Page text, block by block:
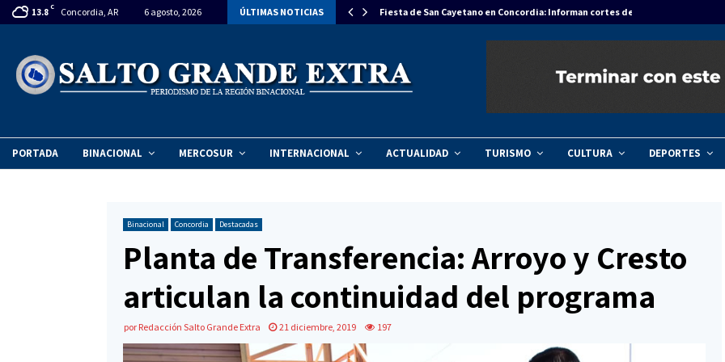
13.8 C Concordia, AR 6 agosto, 2026 ÚLTIMAS NOTICIAS
declarar la emergencia ambiental en el Vertedero Municipal de… Fiesta de San Cayetano en Concordia: Informan cortes de tránsito…
PORTADA BINACIONAL MERCOSUR INTERNACIONAL ACTUALIDAD TURISMO CULTURA DEPORTES
Binacional Concordia Destacadas
Planta de Transferencia: Arroyo y Cresto
articulan la continuidad del programa
por Redacción Salto Grande Extra 21 diciembre, 2019 197